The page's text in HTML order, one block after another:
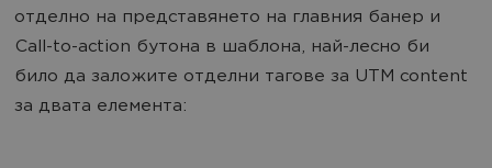
отделно на представянето на главния банер и
Call-to-action бутона в шаблона, най-лесно би
било да заложите отделни тагове за UTM content
за двата елемента: